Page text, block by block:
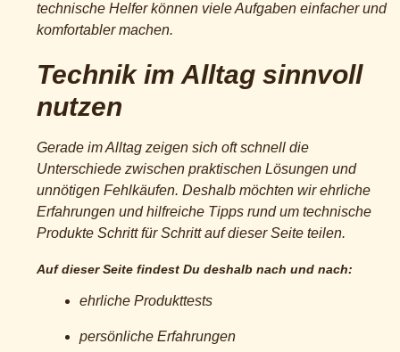
technische Helfer können viele Aufgaben einfacher und
komfortabler machen.
Technik im Alltag sinnvoll
nutzen
Gerade im Alltag zeigen sich oft schnell die
Unterschiede zwischen praktischen Lösungen und
unnötigen Fehlkäufen. Deshalb möchten wir ehrliche
Erfahrungen und hilfreiche Tipps rund um technische
Produkte Schritt für Schritt auf dieser Seite teilen.
Auf dieser Seite findest Du deshalb nach und nach:
ehrliche Produkttests
persönliche Erfahrungen